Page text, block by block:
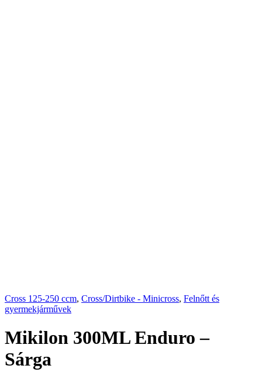
Cross 125-250 ccm, Cross/Dirtbike - Minicross, Felnőtt és
gyermekjárművek
Mikilon 300ML Enduro –
Sárga